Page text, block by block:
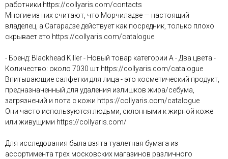
работники https://collyaris.com/contacts
Многие из них считают, что Морчиладзе — настоящий
владелец, а Сагарадзе действует как посредник, только плохо
скрывает это https://collyaris.com/catalogue
- Бренд: Blackhead Killer - Новый товар категории А - Два цвета -
Количество: около 7030 шт https://collyaris.com/catalogue
Впитывающие салфетки для лица - это косметический продукт,
предназначенный для удаления излишков жира/себума,
загрязнений и пота с кожи https://collyaris.com/catalogue
Они часто используются людьми, склонными к жирной коже
или живущими https://collyaris.com/
Для исследования была взята туалетная бумага из
ассортимента трех московских магазинов различного